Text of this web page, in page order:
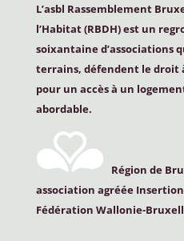
L’asbl Rassemblement
l’Habitat (RBDH) est un
soixantaine d’associations
terrains, défendent le
pour un accès à un
abordable.
Région de
association agréée
Fédération Wallonie-